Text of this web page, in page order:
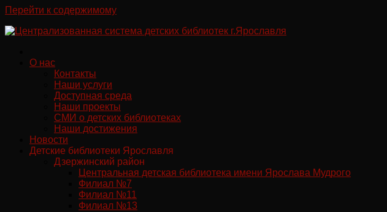
Перейти к содержимому
О нас
Контакты
Наши услуги
Доступная среда
Наши проекты
СМИ о детских библиотеках
Наши достижения
Новости
Детские библиотеки Ярославля
Дзержинский район
Центральная детская библиотека имени Ярослава Мудрого
Филиал №7
Филиал №11
Филиал №13